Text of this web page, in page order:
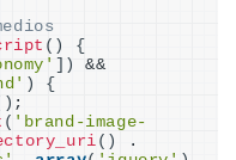
()
{
])
)
{
;
( 'brand-image-
()